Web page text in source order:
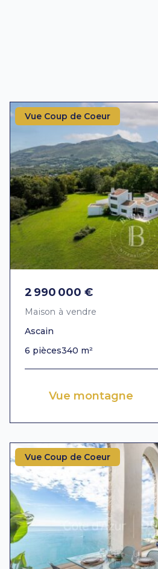
Vue Coup de Coeur
2 990 000 €
Maison à vendre
Ascain
6 pièces340 m²
Vue montagne
Vue Coup de Coeur